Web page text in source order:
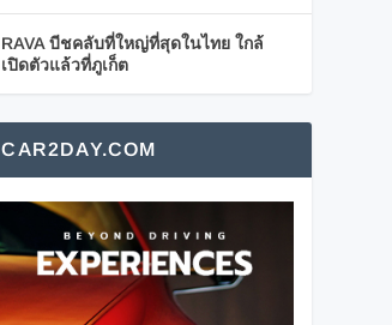
RAVA บีชคลับที่ใหญ่ที่สุดในไทย ใกล้
เปิดตัวแล้วที่ภูเก็ต
CAR2DAY.COM